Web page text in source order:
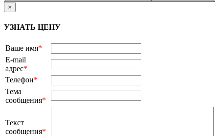
×
УЗНАТЬ ЦЕНУ
Ваше имя*
E-mail
адрес*
Телефон*
Тема
сообщения*
Текст
сообщения*